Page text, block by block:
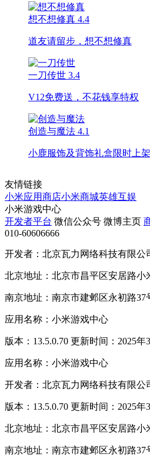
想不想修真 4.4
道友请留步，想不想修真
一刀传世 3.4
V12免费送，不花钱享特权
创造与魔法 4.1
小鹿服饰及背饰礼盒限时上架
友情链接
小米应用商店小米商城英雄互娱
小米游戏中心
开发者平台 微信公众号 微博主页
010-60606666
开发者：北京瓦力网络科技有限公
北京地址：北京市昌平区安居路小
南京地址：南京市建邺区永初路37
应用名称：小米游戏中心
版本：13.5.0.70 更新时间：2025年
应用名称：小米游戏中心
开发者：北京瓦力网络科技有限公
版本：13.5.0.70 更新时间：2025年
北京地址：北京市昌平区安居路小
南京地址：南京市建邺区永初路37